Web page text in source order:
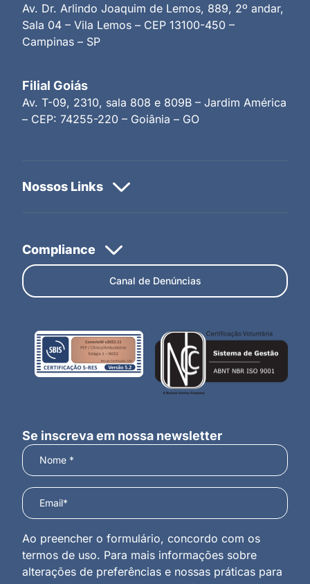
Av. Dr. Arlindo Joaquim de Lemos, 889, 2º andar,
Sala 04 – Vila Lemos – CEP 13100-450 –
Campinas – SP
Filial Goiás
Av. T-09, 2310, sala 808 e 809B – Jardim América
– CEP: 74255-220 – Goiânia – GO
Canal de Denúncias
Se inscreva em nossa newsletter
Ao preencher o formulário, concordo com os
termos de uso. Para mais informações sobre
alterações de preferências e nossas práticas para